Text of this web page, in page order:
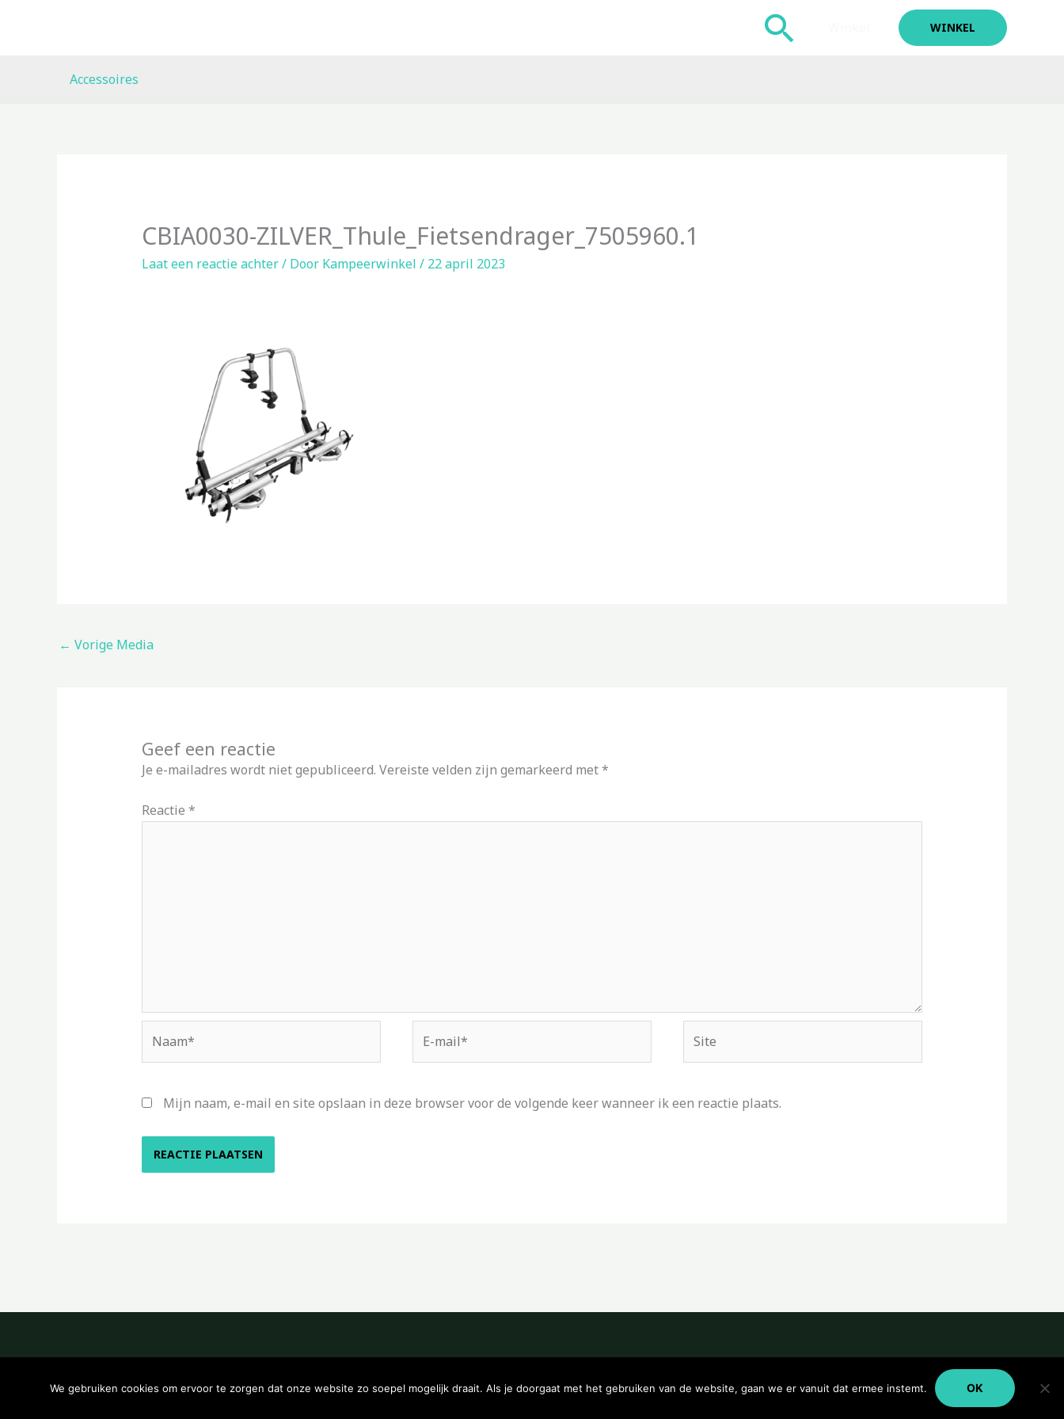
Zoeken WINKEL
Accessoires
CBIA0030-ZILVER_Thule_Fietsendrager_7505960.1
Laat een reactie achter/ Door Kampeerwinkel / 22 april 2023
← Vorige Media
Geef een reactie
Je e-mailadres wordt niet gepubliceerd. Vereiste velden zijn gemarkeerd met*
Reactie *
mail*
Mijn naam, e-mail en site opslaan in deze browser voor de volgende keer wanneer ik een reactie plaats.
We gebruiken cookies om ervoor te zorgen dat onze website zo soepel mogelijk draait. Als je doorgaat met het gebruiken van de website, gaan we er vanuit dat ermee instemt. OK